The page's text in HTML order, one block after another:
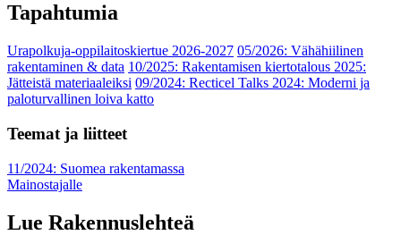
Tapahtumia
Urapolkuja-oppilaitoskiertue 2026-2027 05/2026: Vähähiilinen
rakentaminen & data 10/2025: Rakentamisen kiertotalous 2025:
Jätteistä materiaaleiksi 09/2024: Recticel Talks 2024: Moderni ja
paloturvallinen loiva katto
Teemat ja liitteet
11/2024: Suomea rakentamassa
Mainostajalle
Lue Rakennuslehteä